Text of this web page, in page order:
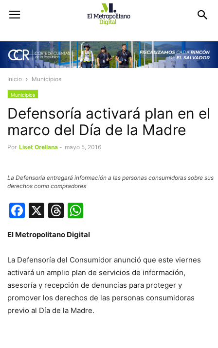
Inicio Municipios
Municipios
Defensoría activará plan en el
marco del Día de la Madre
Por Liset Orellana - mayo 5, 2016
La Defensoría entregará información a las personas consumidoras sobre sus
derechos como compradores
Facebook
X Threads
El Metropolitano Digital
La Defensoría del Consumidor anunció que este viernes
activará un amplio plan de servicios de información,
asesoría y recepción de denuncias para proteger y
promover los derechos de las personas consumidoras
previo al Día de la Madre.